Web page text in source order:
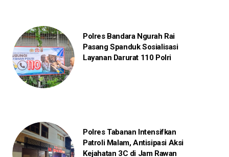
Polres Bandara Ngurah Rai
Pasang Spanduk Sosialisasi
Layanan Darurat 110 Polri
Polres Tabanan Intensifkan
Patroli Malam, Antisipasi Aksi
Kejahatan 3C di Jam Rawan